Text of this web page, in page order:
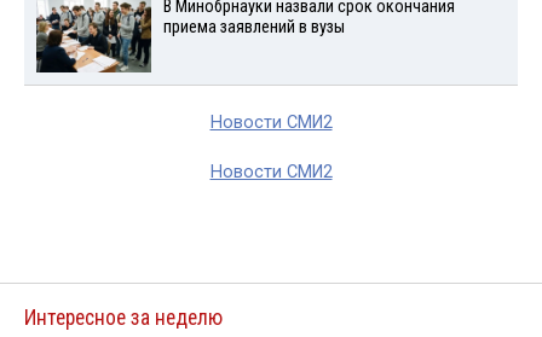
В Минобрнауки назвали срок окончания
приема заявлений в вузы
Новости СМИ2
Новости СМИ2
Интересное за неделю